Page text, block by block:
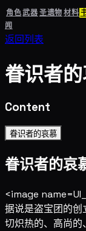
角色武器圣遗物材料
闻
返回列表
眷识者
Content
眷识者的哀慕
眷识者的哀
<image
据说是盗宝团的创
切炽热的、高尚的